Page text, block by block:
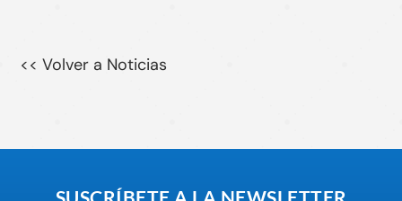
<< Volver a Noticias